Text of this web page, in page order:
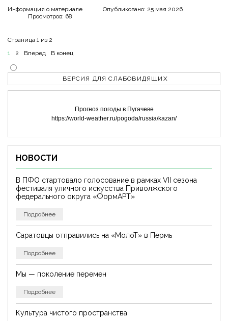
ВЕРСИЯ ДЛЯ СЛАБОВИДЯЩИХ
Прогноз погоды в Пугачеве
https://world-weather.ru/pogoda/russia/kazan/
НОВОСТИ
В ПФО стартовало голосование в рамках VII сезона
фестиваля уличного искусства Приволжского
федерального округа «ФормАРТ»
Подробнее
Саратовцы отправились на «МолоТ» в Пермь
Подробнее
Мы — поколение перемен
Подробнее
Культура чистого пространства
Информация о материале
Опубликовано: 25 мая 2026
Просмотров: 68
Страница 1 из 2
1
2 Вперед В конец